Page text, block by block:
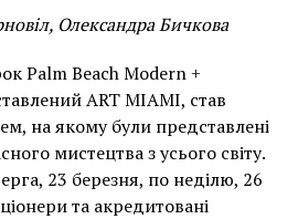
Face Value”, любой желающий
января 2014 года.
Олександра Бичкова
Palm Beach Modern +
ART MIAMI, став
на якому були представлені
мистецтва з усього світу.
23 березня, по неділю, 26
та акредитовані